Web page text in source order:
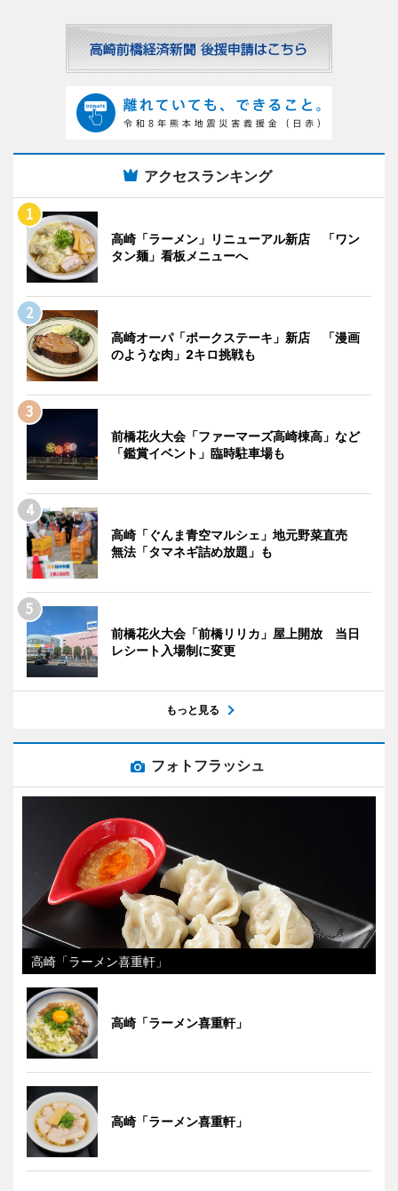
アクセスランキング
高崎「ラーメン」リニューアル新店 「ワン
タン麺」看板メニューへ
高崎オーパ「ポークステーキ」新店 「漫画
のような肉」2キロ挑戦も
前橋花火大会「ファーマーズ高崎棟高」など
「鑑賞イベント」臨時駐車場も
高崎「ぐんま青空マルシェ」地元野菜直売
無法「タマネギ詰め放題」も
前橋花火大会「前橋リリカ」屋上開放 当日
レシート入場制に変更
もっと見る
フォトフラッシュ
高崎「ラーメン喜重軒」
高崎「ラーメン喜重軒」
高崎「ラーメン喜重軒」